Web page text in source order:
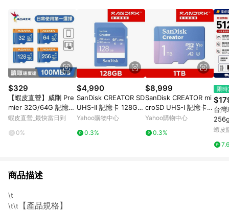
$329
【蝦皮直營】威剛 Pre
mier 32G/64G 記憶卡
(附轉卡) micro SD A1
蝦皮直營_最快當日到
0%
$4,990
SanDisk CREATOR SD
UHS-II 記憶卡 128GB
(公司貨)
Yahoo購物中心
0.3%
$8,999
SanDisk CREATOR mi
croSD UHS-I 記憶卡 1
TB(公司貨)
Yahoo購物中心
0.3%
限
台灣
B記
機平
蝦皮
商品描述
\t
\t\t
【產品規格】